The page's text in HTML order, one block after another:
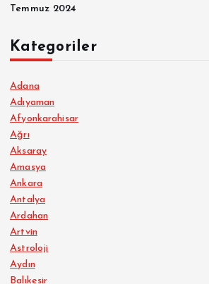
Temmuz 2024
Kategoriler
Adana
Adıyaman
Afyonkarahisar
Ağrı
Aksaray
Amasya
Ankara
Antalya
Ardahan
Artvin
Astroloji
Aydın
Balıkesir